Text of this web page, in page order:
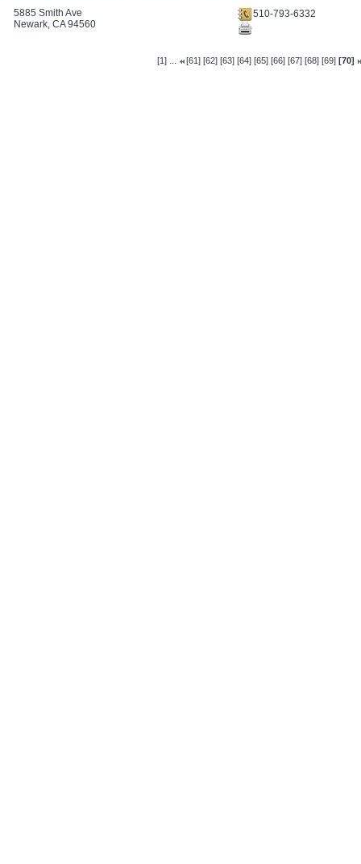
5885 Smith Ave
Newark, CA 94560
510-793-6332
[1] ... [61] [62] [63] [64] [65] [66] [67] [68] [69] [70]